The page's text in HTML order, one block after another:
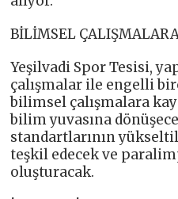
BİLİMSEL
Yeşilvadi Spor Tesisi,
çalışmalar ile engelli
bilimsel çalışmalara
bilim yuvasına
standartlarının
teşkil edecek ve
oluşturacak.